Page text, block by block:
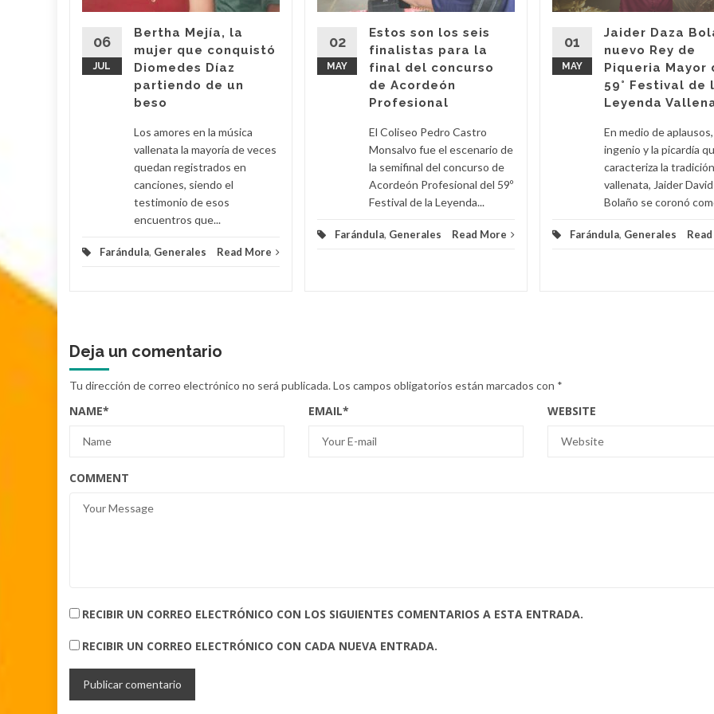
06
JUL
Bertha Mejía, la
mujer que conquistó
Diomedes Díaz
partiendo de un
beso
Los amores en la música
vallenata la mayoría de veces
quedan registrados en
canciones, siendo el
testimonio de esos
encuentros que...
Farándula, Generales Read More
02
MAY
Estos son los seis
finalistas para la
final del concurso
de Acordeón
Profesional
El Coliseo Pedro Castro
Monsalvo fue el escenario de
la semifinal del concurso de
Acordeón Profesional del 59º
Festival de la Leyenda...
Farándula, Generales Read More
01
MAY
Jaider Daza
nuevo Rey de
Piqueria Mayor
59° Festival de
Leyenda
En medio de aplausos,
ingenio y la picardía
caracteriza la
vallenata, Jaider David
Bolaño se coronó
Farándula, Generales
Deja un comentario
Tu dirección de correo electrónico no será publicada.Los campos obligatorios están marcados con *
NAME* EMAIL* WEBSITE
COMMENT
RECIBIR UN CORREO ELECTRÓNICO CON LOS SIGUIENTES COMENTARIOS A ESTA ENTRADA.
RECIBIR UN CORREO ELECTRÓNICO CON CADA NUEVA ENTRADA.